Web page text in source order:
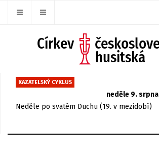
KAZATELSKÝ CYKLUS
neděle 9. srpna
Neděle po svatém Duchu (19. v mezidobí)